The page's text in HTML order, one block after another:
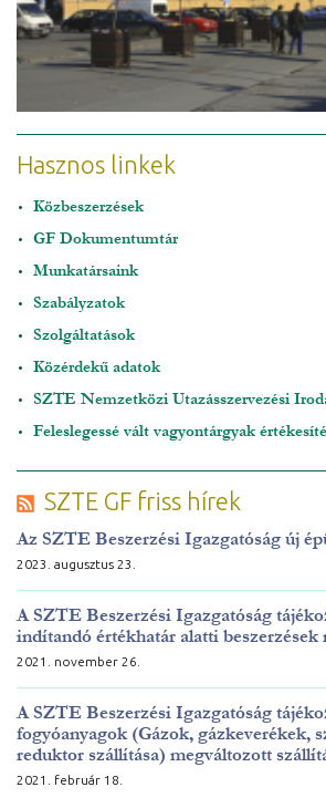
Hasznos linkek
Közbeszerzések
GF Dokumentumtár
Munkatársaink
Szabályzatok
Szolgáltatások
Közérdekű adatok
SZTE Nemzetközi Utazásszervezési
Feleslegessé vált vagyontárgyak
SZTE GF friss hírek
Az SZTE Beszerzési Igazgatóság új
2023. augusztus 23.
A SZTE Beszerzési Igazgatóság
indítandó értékhatár alatti beszerzések
2021. november 26.
A SZTE Beszerzési Igazgatóság
fogyóanyagok (Gázok, gázkeverékek,
reduktor szállítása) megváltozott
2021. február 18.